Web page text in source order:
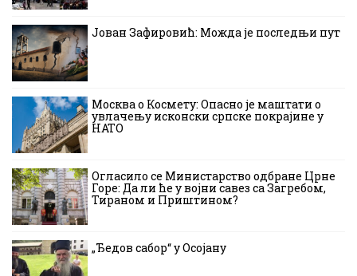
Јован Зафировић: Можда је последњи пут
Москва о Космету: Опасно је маштати о
увлачењу исконски српске покрајине у
НАТО
Огласило се Министарство одбране Црне
Горе: Да ли ће у војни савез са Загребом,
Тираном и Приштином?
„Ђедов сабор“ у Осојану